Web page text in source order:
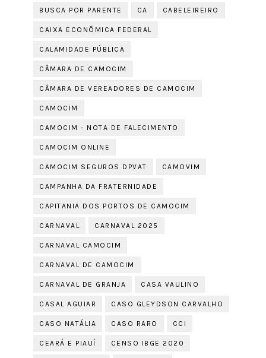
BUSCA POR PARENTE CA CABELEIREIRO
CAIXA ECONÔMICA FEDERAL
CALAMIDADE PÚBLICA
CÂMARA DE CAMOCIM
CÂMARA DE VEREADORES DE CAMOCIM
CAMOCIM
CAMOCIM - NOTA DE FALECIMENTO
CAMOCIM ONLINE
CAMOCIM SEGUROS DPVAT CAMOVIM
CAMPANHA DA FRATERNIDADE
CAPITANIA DOS PORTOS DE CAMOCIM
CARNAVAL CARNAVAL 2025
CARNAVAL CAMOCIM
CARNAVAL DE CAMOCIM
CARNAVAL DE GRANJA CASA VAULINO
CASAL AGUIAR CASO GLEYDSON CARVALHO
CASO NATÁLIA CASO RARO CCI
CEARÁ E PIAUÍ CENSO IBGE 2020